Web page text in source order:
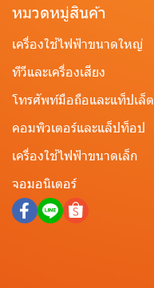
หมวดหมู่สินค้า
เครื่องใช้ไฟฟ้าขนาดใหญ่
ทีวีและเครื่องเสียง
โทรศัพท์มือถือและแท็ปเล็ต
คอมพิวเตอร์และแล็ปท็อป
เครื่องใช้ไฟฟ้าขนาดเล็ก
จอมอนิเตอร์